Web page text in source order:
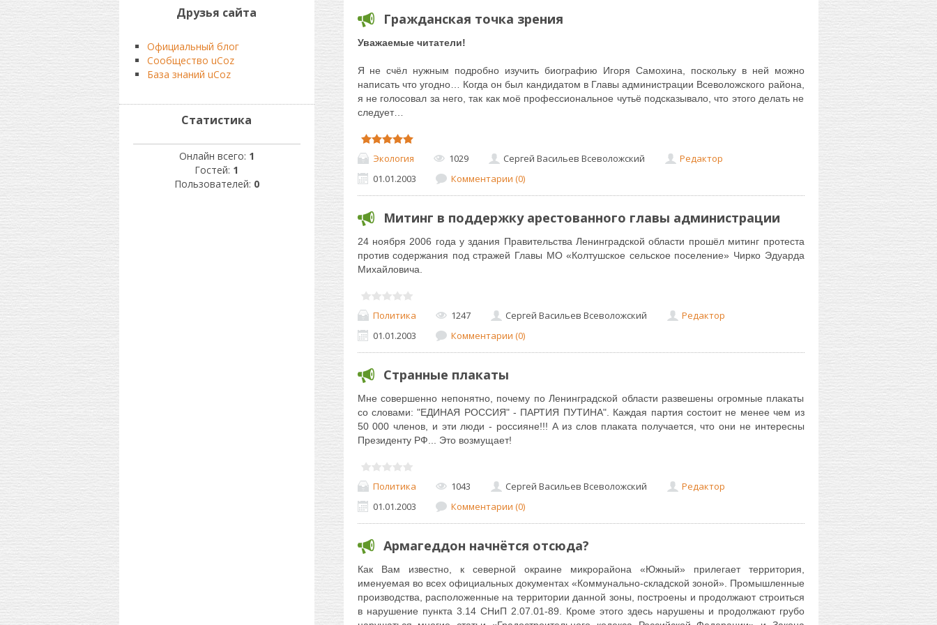
Гражданская точка зрения
Уважаемые читатели!
Я не счёл нужным подробно изучить биографию Игоря Самохина, поскольку в ней можно
написать что угодно… Когда он был кандидатом в Главы администрации Всеволожского района,
я не голосовал за него, так как моё профессиональное чутьё подсказывало, что этого делать не
следует…
Экология 1029 Сергей Васильев Всеволожский
Редактор
01.01.2003
Комментарии (0)
Митинг в поддержку арестованного главы администрации
24 ноября 2006 года у здания Правительства Ленинградской области прошёл митинг протеста
против содержания под стражей Главы МО «Колтушское сельское поселение» Чирко Эдуарда
Михайловича.
Политика 1247 Сергей Васильев Всеволожский
Редактор
01.01.2003
Комментарии (0)
Странные плакаты
Мне совершенно непонятно, почему по Ленинградской области развешены огромные плакаты
со словами: "ЕДИНАЯ РОССИЯ" - ПАРТИЯ ПУТИНА". Каждая партия состоит не менее чем из
50 000 членов, и эти люди - россияне!!! А из слов плаката получается, что они не интересны
Президенту РФ... Это возмущает!
Политика 1043 Сергей Васильев Всеволожский
Редактор
01.01.2003
Комментарии (0)
Армагеддон начнётся отсюда?
Как Вам известно, к северной окраине микрорайона «Южный» прилегает территория,
именуемая во всех официальных документах «Коммунально-складской зоной». Промышленные
производства, расположенные на территории данной зоны, построены и продолжают строиться
в нарушение пункта 3.14 СНиП 2.07.01-89. Кроме этого здесь нарушены и продолжают грубо
Друзья сайта
Официальный блог
Сообщество uCoz
База знаний uCoz
Статистика
Онлайн всего: 1
Гостей: 1
Пользователей: 0